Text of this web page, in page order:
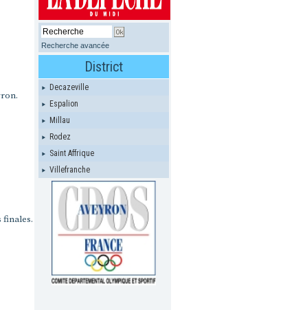
finales.
Recherche avancée
District
Decazeville
Espalion
Millau
Rodez
Saint Affrique
Villefranche